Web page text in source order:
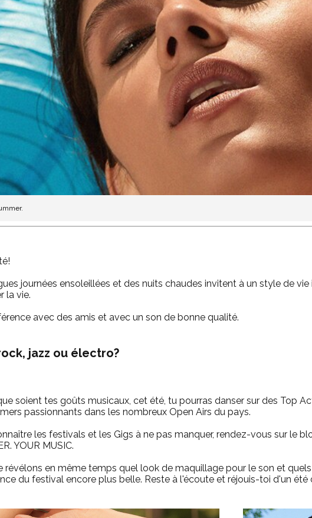
journées ensoleillées et des nuits chaudes invitent à un style de vie
la vie.
avec des amis et avec un son de bonne qualité.
jazz ou électro?
soient tes goûts musicaux, cet été, tu pourras danser sur des Top
passionnants dans les nombreux Open Airs du pays.
les festivals et les Gigs à ne pas manquer, rendez-vous sur le
YOUR MUSIC.
révélons en même temps quel look de maquillage pour le son et
du festival encore plus belle. Reste à l'écoute et réjouis-toi d'un